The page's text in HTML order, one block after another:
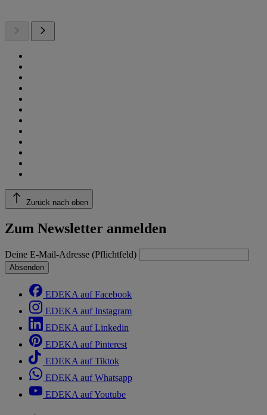
Zurück nach oben
Zum Newsletter anmelden
Deine E-Mail-Adresse (Pflichtfeld)
Absenden
EDEKA auf Facebook
EDEKA auf Instagram
EDEKA auf Linkedin
EDEKA auf Pinterest
EDEKA auf Tiktok
EDEKA auf Whatsapp
EDEKA auf Youtube